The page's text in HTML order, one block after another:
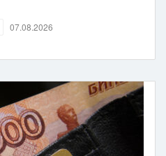
07.08.2026